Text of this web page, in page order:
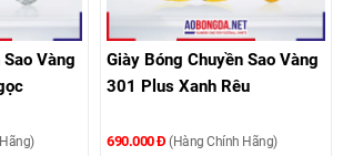
Vàng
Giày Bóng Chuyền Sao Vàng
301 Plus Xanh Rêu
690.000 Đ (Hàng Chính Hãng)